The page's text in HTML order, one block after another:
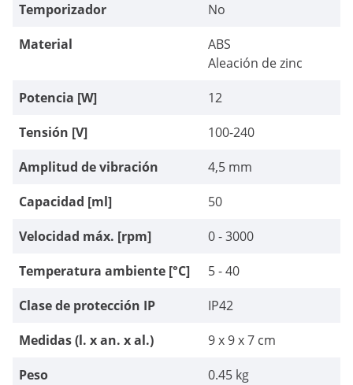
Temporizador
No
Material
ABS
Aleación de zinc
Potencia [W]
12
Tensión [V]
100-240
Amplitud de vibración
4,5 mm
Capacidad [ml]
50
Velocidad máx. [rpm]
0 - 3000
Temperatura ambiente [°C]
5 - 40
Clase de protección IP
IP42
Medidas (l. x an. x al.)
9 x 9 x 7 cm
Peso
0.45 kg